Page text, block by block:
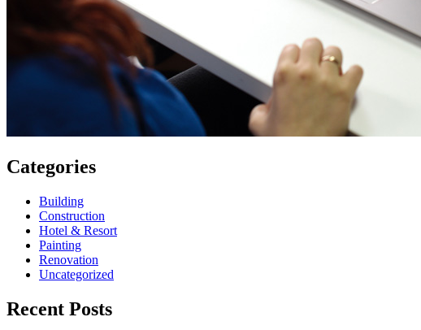
Categories
Building
Construction
Hotel & Resort
Painting
Renovation
Uncategorized
Recent Posts